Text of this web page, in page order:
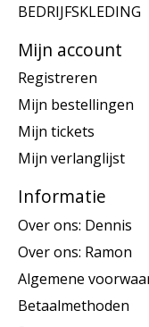
BEDRIJFSKLEDING
Mijn account
Registreren
Mijn bestellingen
Mijn tickets
Mijn verlanglijst
Informatie
Over ons: Dennis
Over ons: Ramon
Algemene
Betaalmethoden